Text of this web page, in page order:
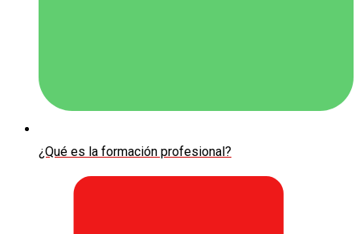
¿Qué es la formación profesional?